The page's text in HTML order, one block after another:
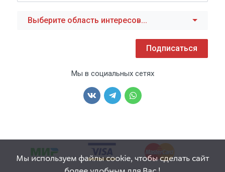
Выберите область интересов...
Подписаться
Мы в социальных сетях
Мы используем файлы cookie, чтобы сделать сайт